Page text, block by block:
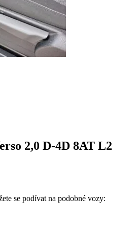
2,0 D-4D 8AT L2
se podívat na podobné vozy: